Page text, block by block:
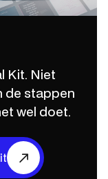
Kit. Niet
de stappen
wel doet.